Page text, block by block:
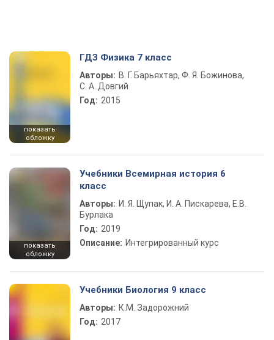
показать
обложку
ГДЗ Физика 7 класс
Авторы: В. Г. Барьяхтар, Ф. Я. Божинова,
С. А. Довгий
Год: 2015
показать
обложку
Учебники Всемирная история 6
класс
Авторы: И. Я. Щупак, И. А. Пискарева, Е.В.
Бурлака
Год: 2019
Описание: Интегрированный курс
Учебники Биология 9 класс
Авторы: К.М. Задорожний
Год: 2017